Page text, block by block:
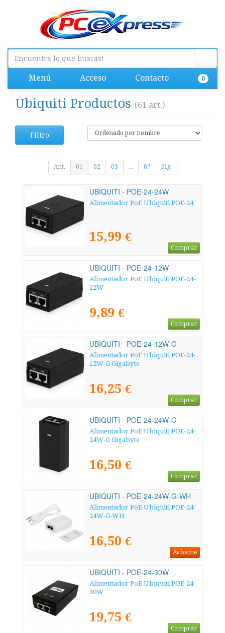
Menú Acceso Contacto 0
Ubiquiti Productos (61 art.)
Filtro
Ant. 01 02 03 ... 07 Sig.
UBIQUITI - POE-24-24W
Alimentador PoE Ubiquiti POE-24
15,99 €
Comprar
UBIQUITI - POE-24-12W
Alimentador PoE Ubiquiti POE-24-
12W
9,89 €
Comprar
UBIQUITI - POE-24-12W-G
Alimentador PoE Ubiquiti POE-24-
12W-G Gigabyte
16,25 €
Comprar
UBIQUITI - POE-24-24W-G
Alimentador PoE Ubiquiti POE-24-
24W-G Gigabyte
16,50 €
Comprar
UBIQUITI - POE-24-24W-G-WH
Alimentador PoE Ubiquiti POE-24-
24W-G-WH
16,50 €
Avísame
UBIQUITI - POE-24-30W
Alimentador PoE Ubiquiti POE-24-
30W
19,75 €
Comprar